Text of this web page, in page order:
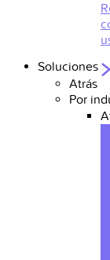
Soluciones
Atrás
Por